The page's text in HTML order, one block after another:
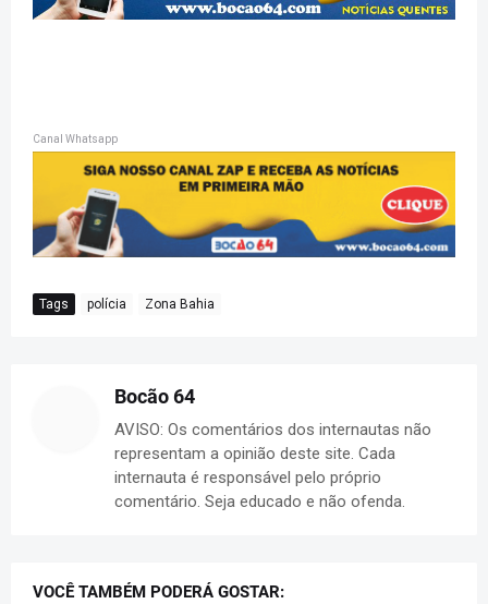
Canal Whatsapp
Tags polícia Zona Bahia
Bocão 64
AVISO: Os comentários dos internautas não
representam a opinião deste site. Cada
internauta é responsável pelo próprio
comentário. Seja educado e não ofenda.
VOCÊ TAMBÉM PODERÁ GOSTAR: